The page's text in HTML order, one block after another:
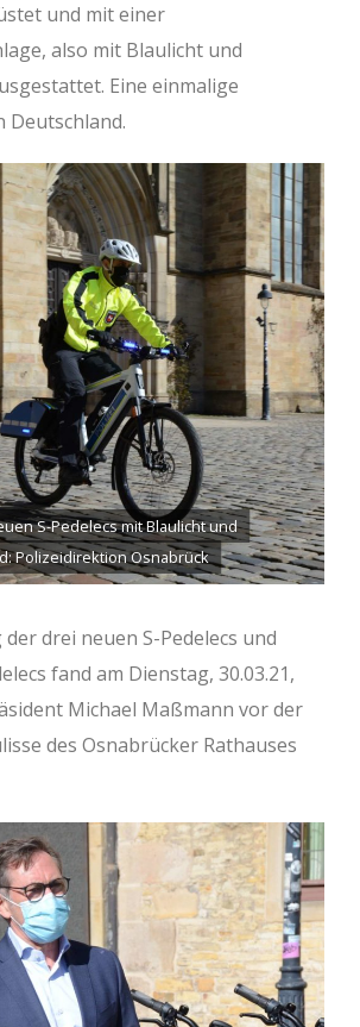
und mit einer
also mit Blaulicht und
Eine einmalige
Deutschland.
S-Pedelecs mit Blaulicht und
Polizeidirektion Osnabrück
drei neuen S-Pedelecs und
fand am Dienstag, 30.03.21,
Michael Maßmann vor der
des Osnabrücker Rathauses